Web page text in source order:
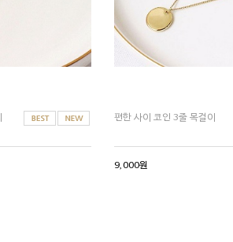
편한 사이 코인 3줄 목걸이
9,000원